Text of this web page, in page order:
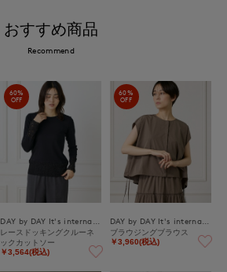
おすすめ商品
Recommend
60%
OFF
レースドッキングクルーネ
ックカットソー
￥3,564(税込)
60%
OFF
ブラウジングブラウス
￥3,960(税込)